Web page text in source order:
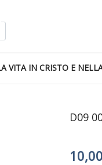
VITA IN CRISTO E
D09